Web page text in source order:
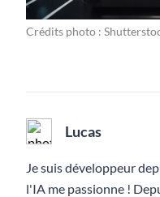
Crédits photo :
Lucas
Je suis développeur
l'IA me passionne !